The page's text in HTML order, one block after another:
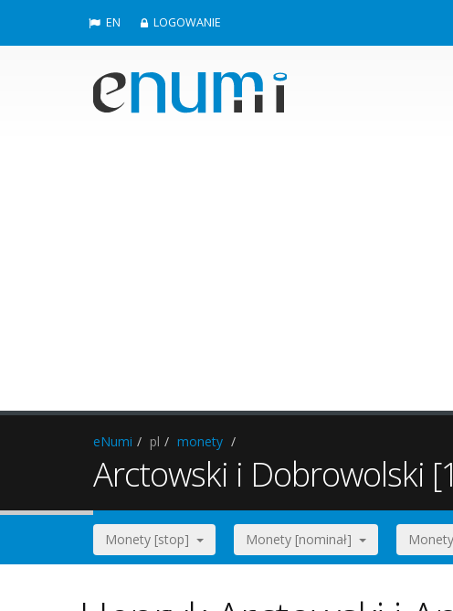
EN LOGOWANIE
eNumi pl monety
Arctowski i Dobrowolski
Monety [stop] Monety [nominał]